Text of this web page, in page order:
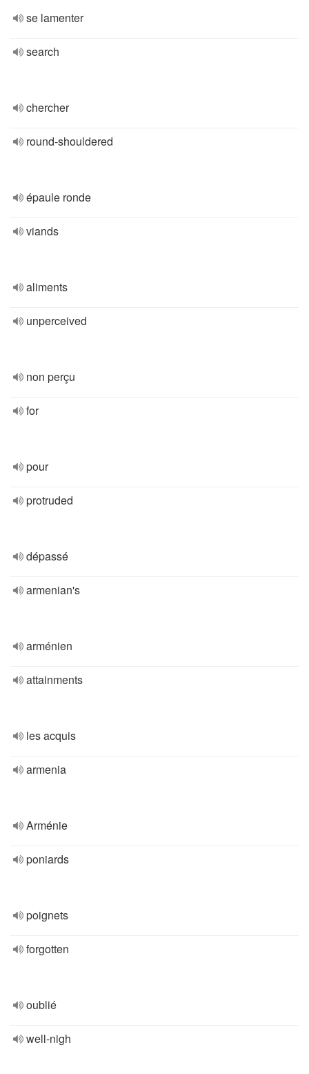
se lamenter
search
chercher
round-shouldered
épaule ronde
viands
aliments
unperceived
non perçu
for
pour
protruded
dépassé
armenian's
arménien
attainments
les acquis
armenia
Arménie
poniards
poignets
forgotten
oublié
well-nigh